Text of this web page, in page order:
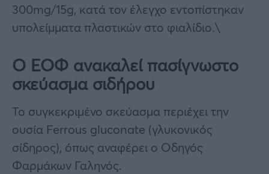
300mg/15g, κατά τον έλεγχο εντοπίστηκαν
υπολείμματα πλαστικών στο φιαλίδιο.\
Ο ΕΟΦ ανακαλεί πασίγνωστο
σκεύασμα σιδήρου
Το συγκεκριμένο σκεύασμα περιέχει την
ουσία Ferrous gluconate (γλυκονικός
σίδηρος), όπως αναφέρει ο Οδηγός
Φαρμάκων Γαληνός.